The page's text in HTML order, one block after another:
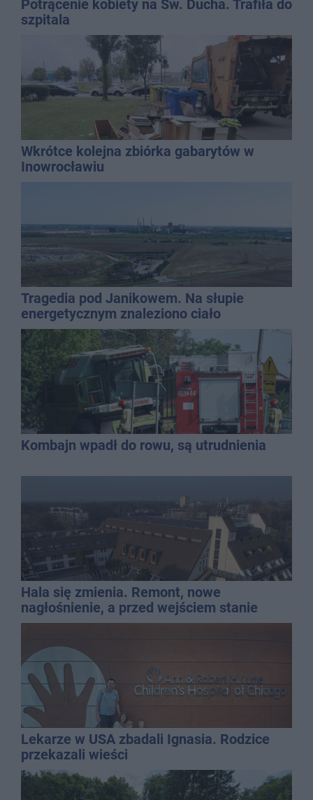
Potrącenie kobiety na Św. Ducha. Trafiła do
szpitala
Wkrótce kolejna zbiórka gabarytów w
Inowrocławiu
Tragedia pod Janikowem. Na słupie
energetycznym znaleziono ciało
mężczyzny
Kombajn wpadł do rowu, są utrudnienia
Hala się zmienia. Remont, nowe
nagłośnienie, a przed wejściem stanie
QEMETICA ARENA
Lekarze w USA zbadali Ignasia. Rodzice
przekazali wieści